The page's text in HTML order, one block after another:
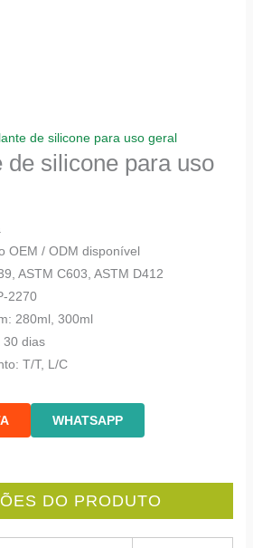
de silicone para uso geral
de silicone para uso
OEM / ODM disponível
ASTM C603, ASTM D412
2270
280ml, 300ml
30 dias
T/T, L/C
WHATSAPP
DO PRODUTO